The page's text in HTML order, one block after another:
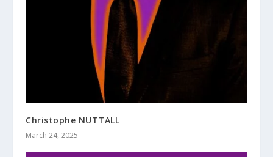
Christophe NUTTALL
March 24, 2025